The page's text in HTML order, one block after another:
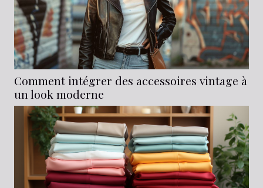
Comment intégrer des accessoires vintage à
un look moderne